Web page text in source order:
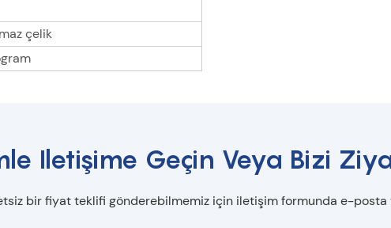
çelik
Iletişime Geçin Veya Bizi
bir fiyat teklifi gönderebilmemiz için iletişim formunda e-posta